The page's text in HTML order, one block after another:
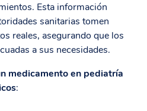
Esta información
sanitarias tomen
reales, asegurando que los
a sus necesidades.
medicamento en pediatría
: